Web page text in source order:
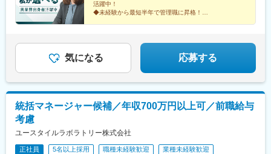
ャリアチェンジによる昇格可能◆勤務地はページ下部『勤務地一
覧』を参照ください└湘南・川越・香川・川崎・江戸川・徳島・
青森・多摩川に新規オープン！＝施設ケア事業＝【転勤なしOK／
関東／茨城、栃木、群馬、埼玉、東京、神奈川■甲信越・北陸／新
潟■関西／兵庫■東海／静岡、愛知■中国・四国／岡山、広島■九
州・沖縄／福岡、佐賀☆養成期間は最寄り施設勤務
活躍中！
◆未経験から最短半年で管理職に昇格！
そんなあなたを、私たちは歓迎します。
気になる 応募する
統括マネージャー候補／年収700万円以上可／前職給与
考慮
ユースタイルラボラトリー株式会社
正社員 5名以上採用 職種未経験歓迎 業種未経験歓迎